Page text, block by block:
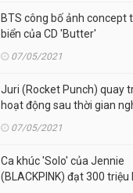
BTS công bố ảnh concept
biển của CD 'Butter'
07/05/2021
Juri (Rocket Punch) quay
hoạt động sau thời gian
07/05/2021
Ca khúc 'Solo' của Jennie
(BLACKPINK) đạt 300 triệu